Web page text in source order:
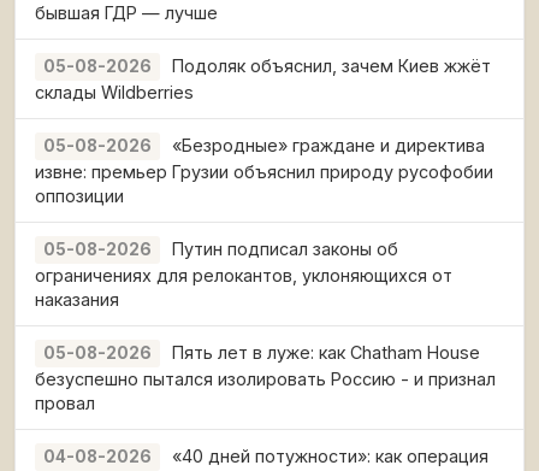
бывшая ГДР — лучше
05-08-2026
Подоляк объяснил, зачем Киев жжёт
склады Wildberries
05-08-2026
«Безродные» граждане и директива
извне: премьер Грузии объяснил природу русофобии
оппозиции
05-08-2026
Путин подписал законы об
ограничениях для релокантов, уклоняющихся от
наказания
05-08-2026
Пять лет в луже: как Chatham House
безуспешно пытался изолировать Россию - и признал
провал
04-08-2026
«40 дней потужности»: как операция